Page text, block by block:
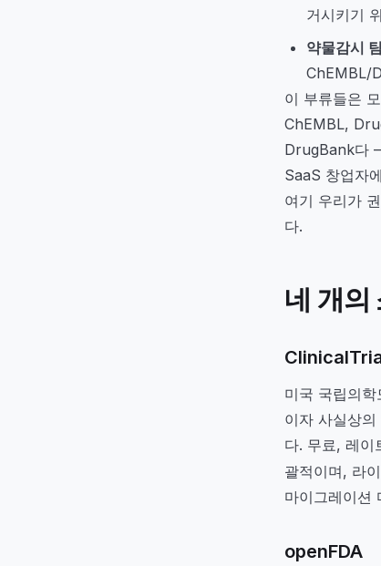
거시키기
약물감시 팀
ChEMBL/
이 부류들은
ChEMBL,
DrugBank다
SaaS 창업자
여기 우리가
다.
네 개의
미국 국립의
이자 사실상
다. 무료, 레
괄적이며, 라
마이그레이션
openFDA